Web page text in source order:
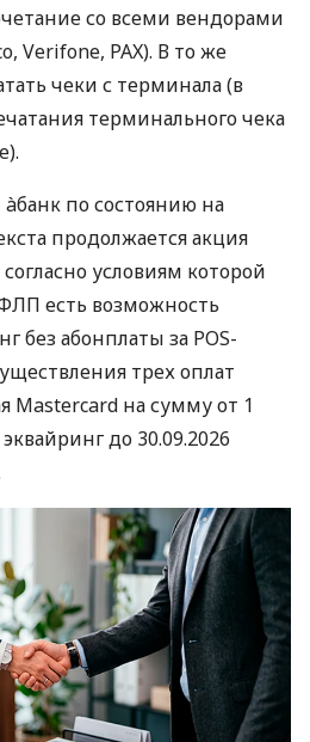
со всеми вендорами
Verifone, PAX). В то же
чеки с терминала (в
терминального чека
по состоянию на
продолжается акция
согласно условиям которой
есть возможность
без абонплаты за POS-
трех оплат
Mastercard на сумму от 1
до 30.09.2026